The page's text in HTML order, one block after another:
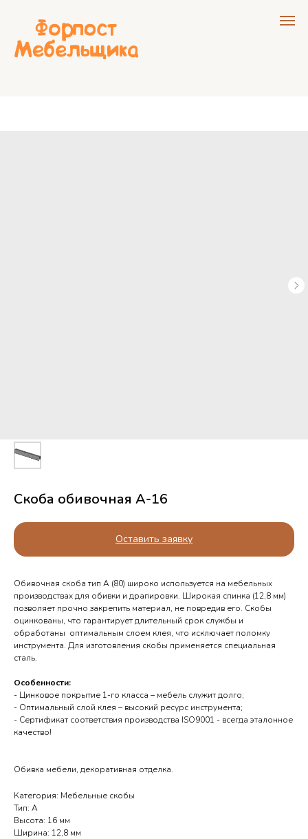
Скоба обивочная А-16
Оставить заявку
Обивочная скоба тип А (80) широко используется на мебельных
производствах для обивки и драпировки. Широкая спинка (12,8 мм)
позволяет прочно закрепить материал, не повредив его. Cкобы
оцинкованы, что гарантирует длительный срок службы и
обработаны оптимальным слоем клея, что исключает поломку
инструмента. Для изготовления скобы применяется специальная
сталь.
Особенности:
- Цинковое покрытие 1-го класса – мебель служит долго;
- Оптимальный слой клея – высокий ресурс инструмента;
- Сертификат соответствия производства ISO9001 - всегда эталонное
качество!
Обивка мебели, декоративная отделка.
Категория: Мебельные скобы
Тип: А
Высота: 16 мм
Ширина: 12,8 мм
Орёл — 7 905 167 14 34
Курск — 7 950 873 89 10